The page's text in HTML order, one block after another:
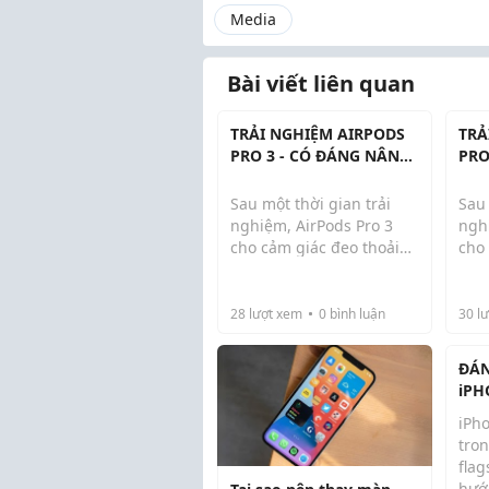
Media
Bài viết liên quan
TRẢI NGHIỆM AIRPODS
PRO 3 - CÓ ĐÁNG NÂNG
Sau một thời gian trải
nghiệm, AirPods Pro 3
cho cảm giác đeo thoải
định trong hệ sinh thái
bằng, khả năng chống ồn
chủ động hỗ trợ tốt...
28 lượt xem 0 bình luận
chủ
30
CÓ